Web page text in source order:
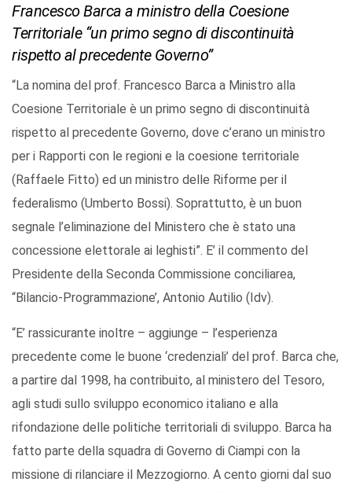
Francesco Barca a ministro della Coesione
Territoriale “un primo segno di discontinuità
rispetto al precedente Governo”
“La nomina del prof. Francesco Barca a Ministro alla
Coesione Territoriale è un primo segno di discontinuità
rispetto al precedente Governo, dove c’erano un ministro
per i Rapporti con le regioni e la coesione territoriale
(Raffaele Fitto) ed un ministro delle Riforme per il
federalismo (Umberto Bossi). Soprattutto, è un buon
segnale l’eliminazione del Ministero che è stato una
concessione elettorale ai leghisti”. E’ il commento del
Presidente della Seconda Commissione conciliarea,
“Bilancio-Programmazione’, Antonio Autilio (Idv).
“E’ rassicurante inoltre – aggiunge – l’esperienza
precedente come le buone ‘credenziali’ del prof. Barca che,
a partire dal 1998, ha contribuito, al ministero del Tesoro,
agli studi sullo sviluppo economico italiano e alla
rifondazione delle politiche territoriali di sviluppo. Barca ha
fatto parte della squadra di Governo di Ciampi con la
missione di rilanciare il Mezzogiorno. A cento giorni dal suo